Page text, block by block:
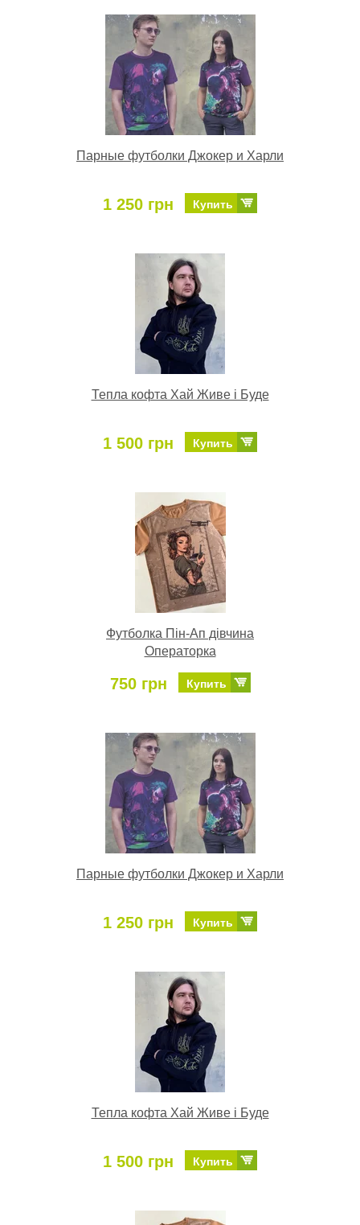
Парные футболки Джокер и Харли
1 250 грн Купить
Тепла кофта Хай Живе і Буде
1 500 грн Купить
Футболка Пін-Ап дівчина
Операторка
750 грн Купить
Парные футболки Джокер и Харли
1 250 грн Купить
Тепла кофта Хай Живе і Буде
1 500 грн Купить